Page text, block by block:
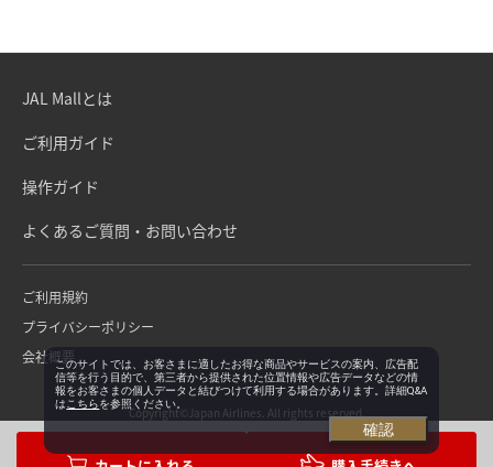
JAL Mallとは
ご利用ガイド
操作ガイド
よくあるご質問・お問い合わせ
ご利用規約
プライバシーポリシー
会社概要
Copyright©Japan Airlines. All rights reserved.
このサイトでは、お客さまに適したお得な商品やサービスの案内、広告配
信等を行う目的で、第三者から提供された位置情報や広告データなどの情
報をお客さまの個人データと結びつけて利用する場合があります。詳細Q&A
は こちらを参照ください。
確認